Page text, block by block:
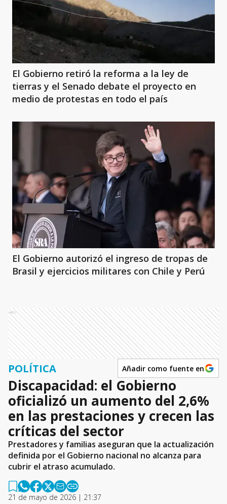
El Gobierno retiró la reforma a la ley de
tierras y el Senado debate el proyecto en
medio de protestas en todo el país
El Gobierno autorizó el ingreso de tropas de
Brasil y ejercicios militares con Chile y Perú
Ads
POLÍTICA Añadir como fuente en
Discapacidad: el Gobierno
oficializó un aumento del 2,6%
en las prestaciones y crecen las
críticas del sector
Prestadores y familias aseguran que la actualización
definida por el Gobierno nacional no alcanza para
cubrir el atraso acumulado.
21 de mayo de 2026 | 21:37